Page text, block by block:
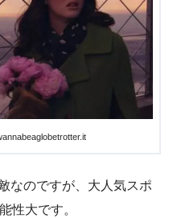
なのですが、大人気スポ
性大です。